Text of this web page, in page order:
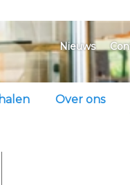
Nieuws
Over ons